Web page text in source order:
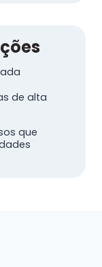
de alta
que